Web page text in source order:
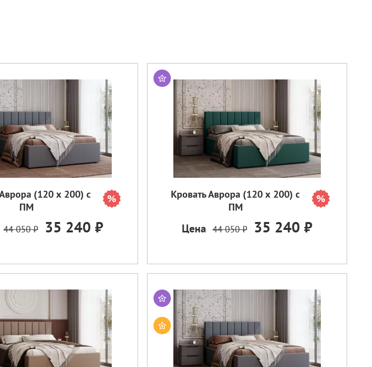
(120 х 200) с
ПМ
44 050 ₽ 35 240 ₽
Кровать Аврора (120 х 200) с
ПМ
Цена 44 050 ₽ 35 240 ₽